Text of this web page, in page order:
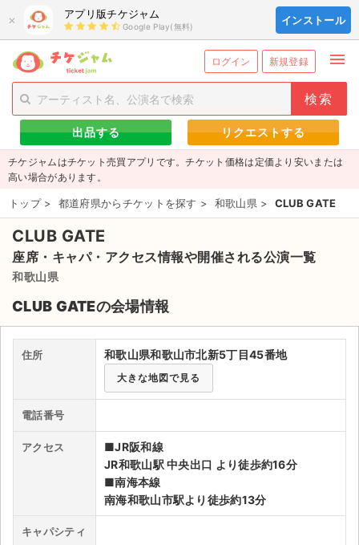
× アプリ版チケジャム
Google Play(無料) インストール
ログイン 新規登録 menu
person_add 新規会員登録 exit_to_app ログイン
チケットを探す
新着チケット
値下げしたチケット
都道府県からチケットを探す
もうすぐ開催のチケット
チケットのリクエスト一覧
ライブ・コンサート（国内）
ライブ・コンサート（海外）
イベント
演劇・ミュージカル
ご利用ガイド
出品する リクエストする
チケジャムはチケット売買アプリです。チケット価格は定価より安いまたは
高い場合があります。
トップ > 都道府県からチケットを探す > 和歌山県 > CLUB GATE
CLUB GATE
座席・キャパ・アクセス情報や開催される公演一覧
和歌山県
CLUB GATEの会場情報
住所 和歌山県和歌山市北新5丁目45番地
大きな地図で見る
電話番号
アクセス
■JR阪和線
JR和歌山駅 中央出口 より徒歩約16分
■南海本線
南海和歌山市駅より徒歩約13分
キャパシティ